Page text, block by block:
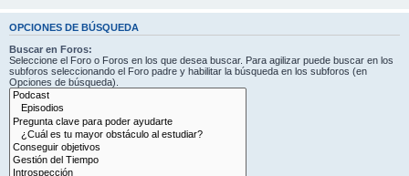
OPCIONES DE BÚSQUEDA
Buscar en Foros:
Seleccione el Foro o Foros en los que desea buscar. Para agilizar puede buscar en los
subforos seleccionando el Foro padre y habilitar la búsqueda en los subforos (en
Opciones de búsqueda).